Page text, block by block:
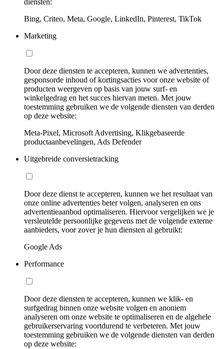
diensten:
Bing, Criteo, Meta, Google, LinkedIn, Pinterest, TikTok
Marketing
Door deze diensten te accepteren, kunnen we advertenties,
gesponsorde inhoud of kortingsacties voor onze website of
producten weergeven op basis van jouw surf- en
winkelgedrag en het succes hiervan meten. Met jouw
toestemming gebruiken we de volgende diensten van derden
op deze website:
Meta-Pixel, Microsoft Advertising, Klikgebaseerde
productaanbevelingen, Ads Defender
Uitgebreide conversietracking
Door deze dienst te accepteren, kunnen we het resultaat van
onze online advertenties beter volgen, analyseren en ons
advertentieaanbod optimaliseren. Hiervoor vergelijken we je
versleutelde persoonlijke gegevens met de volgende externe
aanbieders, voor zover je hun diensten al gebruikt:
Google Ads
Performance
Door deze diensten te accepteren, kunnen we klik- en
surfgedrag binnen onze website volgen en anoniem
analyseren om onze website te optimaliseren en de algehele
gebruikerservaring voortdurend te verbeteren. Met jouw
toestemming gebruiken we de volgende diensten van derden
op deze website: